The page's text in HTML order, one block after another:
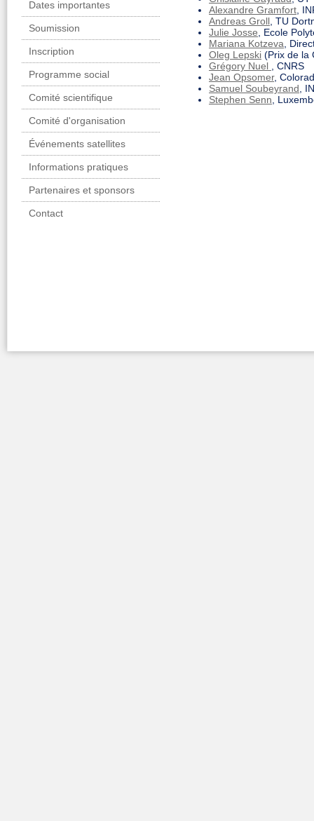
Dates importantes
Soumission
Inscription
Programme social
Comité scientifique
Comité d'organisation
Événements satellites
Informations pratiques
Partenaires et sponsors
Contact
Alexandre Gramfort ,
Andreas Groll , TU
Julie Josse , Ecole
Mariana Kotzeva ,
Oleg Lepski (Prix de la
Grégory Nuel
, CNRS
Jean Opsomer,
Samuel Soubeyrand ,
Stephen Senn ,